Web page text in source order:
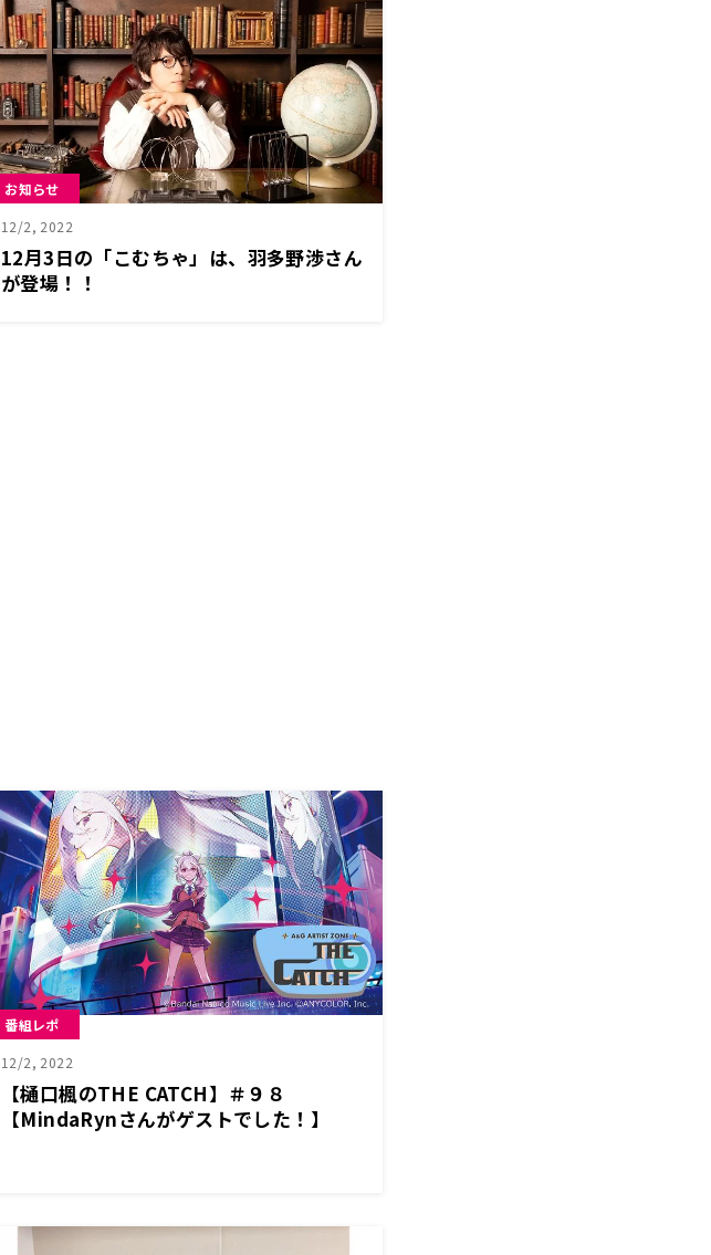
お知らせ
12/2, 2022
12月3日の「こむちゃ」は、羽多野渉さん
が登場！！
番組レポ
12/2, 2022
【樋口楓のTHE CATCH】＃９８
【MindaRynさんがゲストでした！】